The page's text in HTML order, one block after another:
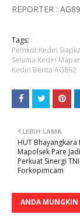
REPORTER :
Tags:
Pemkot Kediri
Selama Kediri
Kediri Berita AG892
LEBIH LAMA
HUT Bhayangkara
Mapolsek Pare
Perkuat Sinergi
Forkopimcam
ANDA